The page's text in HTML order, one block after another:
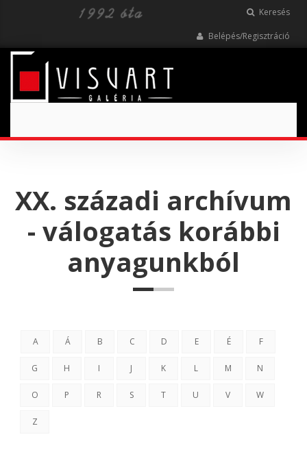
Keresés
Belépés/Regisztráció
XX. századi archívum
- válogatás korábbi
anyagunkból
A Á B C D E É F
G H I J K L M N
O P R S T U V W
Z